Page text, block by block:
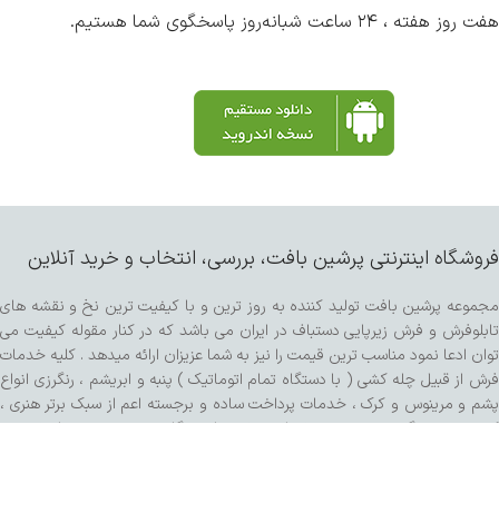
هفت روز هفته ، ۲۴ ساعت شبانه‌روز پاسخگوی شما هستیم.
فروشگاه اینترنتی پرشین بافت، بررسی، انتخاب و خرید آنلاین
مجموعه پرشین بافت تولید کننده به روز ترین و با کیفیت ترین نخ و نقشه های
تابلوفرش و فرش زیرپایی دستباف در ایران می باشد که در کنار مقوله کیفیت می
توان ادعا نمود مناسب ترین قیمت را نیز به شما عزیزان ارائه میدهد . کلیه خدمات
فرش از قبیل چله کشی ( با دستگاه تمام اتوماتیک ) پنبه و ابریشم ، رنگرزی انواع
پشم و مرینوس و کرک ، خدمات پرداخت ساده و برجسته اعم از سبک برتر هنری ،
کفه زنی و سنگی ، ریشه زنی ، شیرازه و شور با دستگاه مخصوص و مواد شوینده